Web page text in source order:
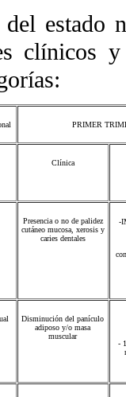
estado
clínicos
PRIMER
Clínica
Presencia o no de palidez
cutáneo mucosa, xerosis y
caries dentales
-
Disminución del panículo
adiposo y/o masa
muscular
-